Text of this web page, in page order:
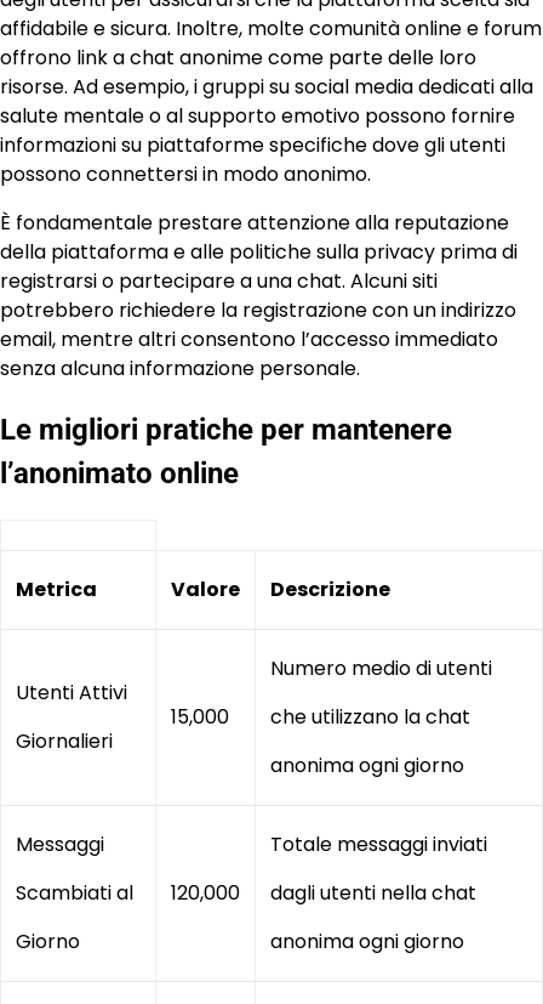
affidabile e sicura. Inoltre, molte comunità online e forum
offrono link a chat anonime come parte delle loro
risorse. Ad esempio, i gruppi su social media dedicati alla
salute mentale o al supporto emotivo possono fornire
informazioni su piattaforme specifiche dove gli utenti
possono connettersi in modo anonimo.
È fondamentale prestare attenzione alla reputazione
della piattaforma e alle politiche sulla privacy prima di
registrarsi o partecipare a una chat. Alcuni siti
potrebbero richiedere la registrazione con un indirizzo
email, mentre altri consentono l’accesso immediato
senza alcuna informazione personale.
Le migliori pratiche per mantenere
l’anonimato online
Metrica Valore Descrizione
Utenti Attivi
Giornalieri
15,000
Numero medio di utenti
che utilizzano la chat
anonima ogni giorno
Messaggi
Scambiati al
Giorno
120,000
Totale messaggi inviati
dagli utenti nella chat
anonima ogni giorno